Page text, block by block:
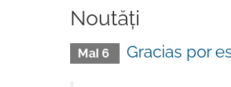
Noutăți
MaI 6 Gracias por